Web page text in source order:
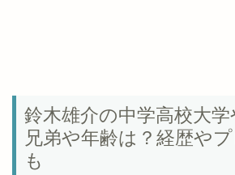
鈴木雄介の中学高校大学
兄弟や年齢は？経歴や
も